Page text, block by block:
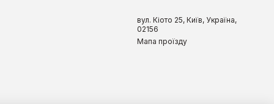
вул. Кіото 25, Київ, Україна,
02156
Мапа проїзду